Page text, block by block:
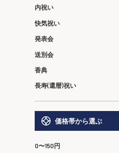
内祝い
快気祝い
発表会
送別会
香典
長寿(還暦)祝い
価格帯から選ぶ
0〜150円